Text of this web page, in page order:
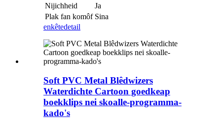
Nijichheid
Ja
Plak fan komôf Sina
enkêtedetail
Soft PVC Metal Blêdwizers
Waterdichte Cartoon goedkeap
boekklips nei skoalle-programma-
kado's